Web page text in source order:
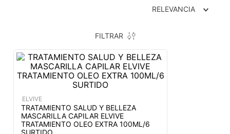
RELEVANCIA
FILTRAR
ELVIVE
TRATAMIENTO SALUD Y BELLEZA
MASCARILLA CAPILAR ELVIVE
TRATAMIENTO OLEO EXTRA 100ML/6
SURTIDO